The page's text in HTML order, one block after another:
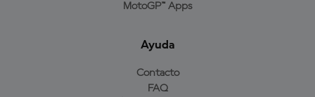
MotoGP™ Apps
Ayuda
Contacto
FAQ